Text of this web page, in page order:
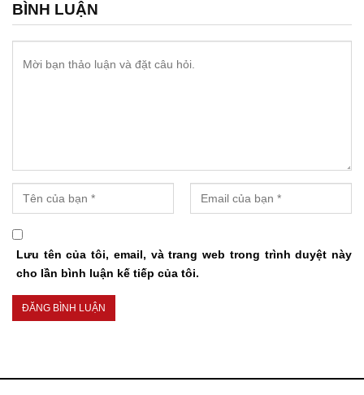
BÌNH LUẬN
Lưu tên của tôi, email, và trang web trong trình duyệt này
cho lần bình luận kế tiếp của tôi.